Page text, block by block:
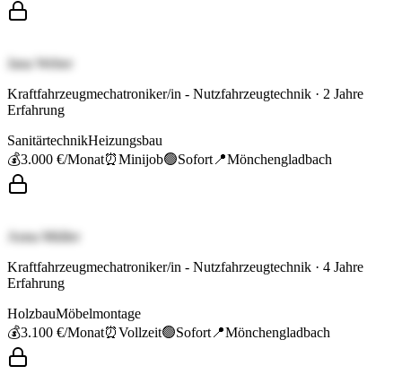
Jana Weber
Kraftfahrzeugmechatroniker/in - Nutzfahrzeugtechnik · 2 Jahre
Erfahrung
SanitärtechnikHeizungsbau
💰3.000 €/Monat⏰Minijob🟢Sofort 📍Mönchengladbach
Anna Müller
Kraftfahrzeugmechatroniker/in - Nutzfahrzeugtechnik · 4 Jahre
Erfahrung
HolzbauMöbelmontage
💰3.100 €/Monat⏰Vollzeit🟢Sofort 📍Mönchengladbach